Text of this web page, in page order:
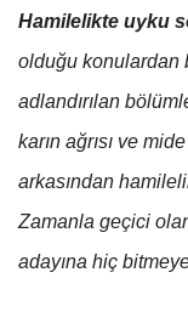
Hamilelikte uyku
olduğu konulardan
adlandırılan
karın ağrısı ve
arkasından
Zamanla geçici
adayına hiç